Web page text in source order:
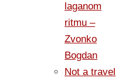
laganom
ritmu –
Zvonko
Bogdan
Not a travel